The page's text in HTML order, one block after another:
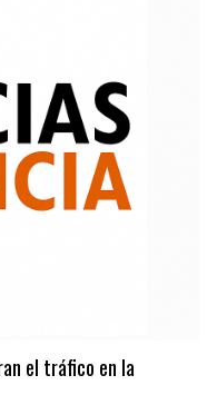
el tráfico en la